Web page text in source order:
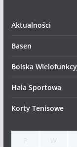
Aktualności
Basen
Boiska
Hala Sportowa
Korty Tenisowe